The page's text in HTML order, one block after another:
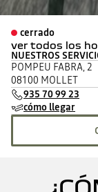
cerrado
ver todos los
lunes
martes
miércoles
jueves
viernes
NUESTROS
POMPEU FABRA, 2
08100 MOLLET
935 70 99 23
cómo llegar